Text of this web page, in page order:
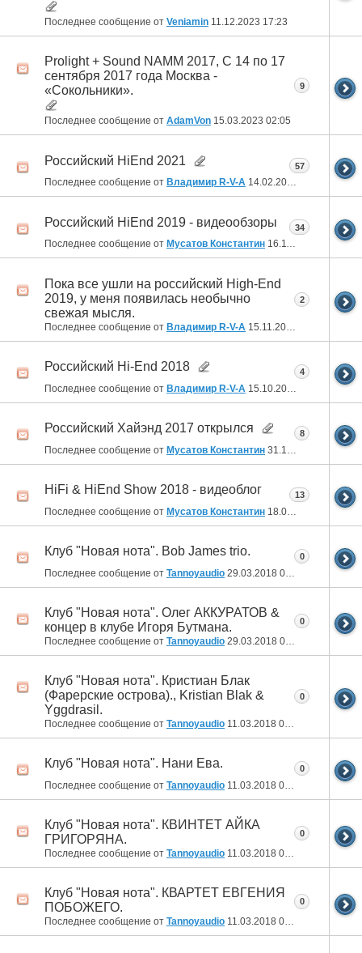
Последнее сообщение от Veniamin 11.12.2023 17:23
Prolight + Sound NAMM 2017, С 14 по 17
сентября 2017 года Москва -
«Сокольники».
Последнее сообщение от AdamVon 15.03.2023 02:05
9
Российский HiEnd 2021
Последнее сообщение от Владимир R-V-A 14.02.2022
57
Российский HiEnd 2019 - видеообзоры
Последнее сообщение от Мусатов Константин 16.11.2020 18:34
34
Пока все ушли на российский High-End
2019, у меня появилась необычно
свежая мысля.
Последнее сообщение от Владимир R-V-A 15.11.2019
2
Российский Hi-End 2018
Последнее сообщение от Владимир R-V-A 15.10.2019
4
Российский Хайэнд 2017 открылся
Последнее сообщение от Мусатов Константин 31.10.2018 13:13
8
HiFi & HiEnd Show 2018 - видеоблог
Последнее сообщение от Мусатов Константин 18.04.2018 09:39
13
Клуб "Новая нота". Bob James trio.
Последнее сообщение от Tannoyaudio 29.03.2018 07:53
0
Клуб "Новая нота". Олег АККУРАТОВ &
концер в клубе Игоря Бутмана.
Последнее сообщение от Tannoyaudio 29.03.2018 07:47
0
Клуб "Новая нота". Кристиан Блак
(Фарерские острова)., Kristian Blak &
Yggdrasil.
Последнее сообщение от Tannoyaudio 11.03.2018 01:14
0
Клуб "Новая нота". Нани Ева.
Последнее сообщение от Tannoyaudio 11.03.2018 01:06
0
Клуб "Новая нота". КВИНТЕТ АЙКА
ГРИГОРЯНА.
Последнее сообщение от Tannoyaudio 11.03.2018 00:57
0
Клуб "Новая нота". КВАРТЕТ ЕВГЕНИЯ
ПОБОЖЕГО.
Последнее сообщение от Tannoyaudio 11.03.2018 00:52
0